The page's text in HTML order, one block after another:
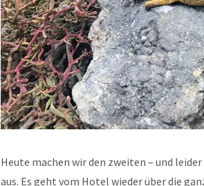
Heute machen wir den zweiten – und
aus. Es geht vom Hotel wieder über die